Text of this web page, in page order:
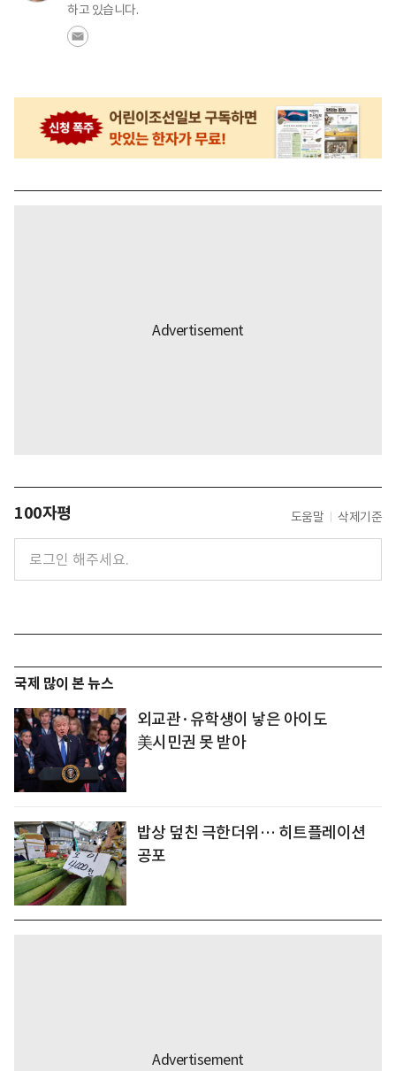
하고 있습니다.
100자평 도움말 삭제기준
국제 많이 본 뉴스
외교관·유학생이 낳은 아이도
美시민권 못 받아
밥상 덮친 극한더위… 히트플레이션
공포